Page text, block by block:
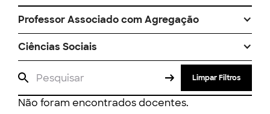
Professor Associado com Agregação
Ciências Sociais
Limpar Filtros
Não foram encontrados docentes.